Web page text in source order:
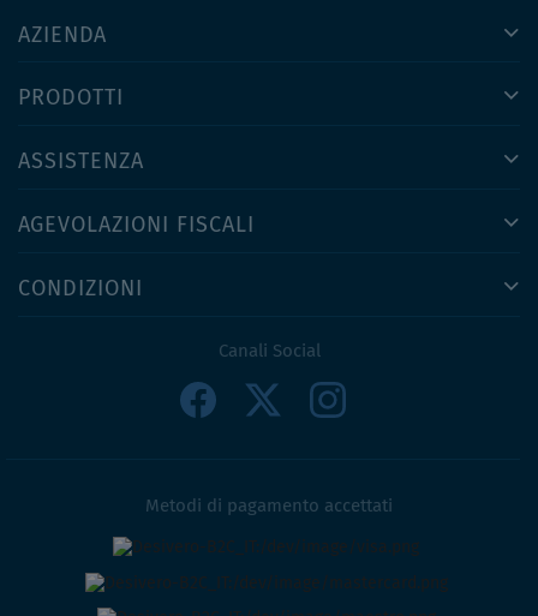
AZIENDA
PRODOTTI
ASSISTENZA
AGEVOLAZIONI FISCALI
CONDIZIONI
Canali Social
Metodi di pagamento accettati